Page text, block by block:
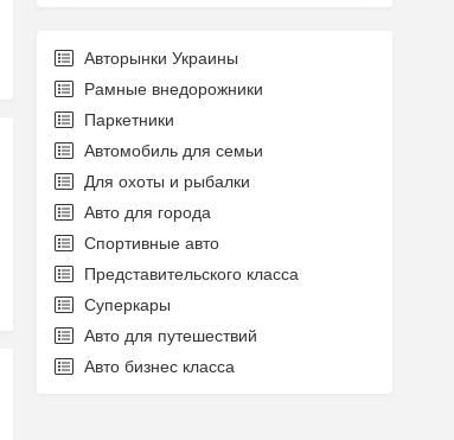
Авторынки Украины
Рамные внедорожники
Паркетники
Автомобиль для семьи
Для охоты и рыбалки
Авто для города
Спортивные авто
Представительского класса
Суперкары
Авто для путешествий
Авто бизнес класса